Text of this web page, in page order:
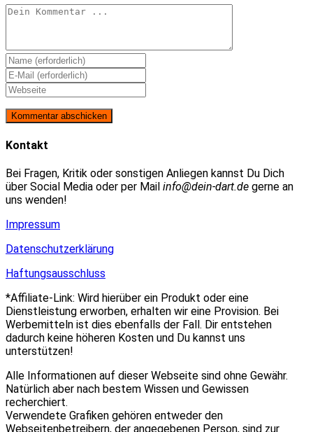
Kommentieren
Gib
deinen
Namen
oder
Benutzernamen
zum
Kommentieren
ein
Gib
deine
E-
Mail-
Adresse
zum
ein
Gib
Website-
ein
Kontakt
Bei Fragen, Kritik oder sonstigen Anliegen kannst Du Dich
über Social Media oder per Mail info@dein-dart.de gerne an
uns wenden!
Impressum
Datenschutzerklärung
Haftungsausschluss
*Affiliate-Link: Wird hierüber ein Produkt oder eine
Dienstleistung erworben, erhalten wir eine Provision. Bei
Werbemitteln ist dies ebenfalls der Fall. Dir entstehen
dadurch keine höheren Kosten und Du kannst uns
unterstützen!
Alle Informationen auf dieser Webseite sind ohne Gewähr.
Natürlich aber nach bestem Wissen und Gewissen
recherchiert.
Verwendete Grafiken gehören entweder den
Webseitenbetreibern, der angegebenen Person, sind zur